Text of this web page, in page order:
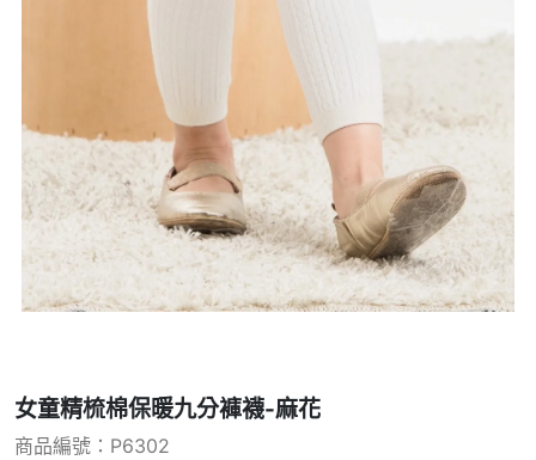
女童精梳棉保暖九分褲襪-麻花
商品編號：P6302